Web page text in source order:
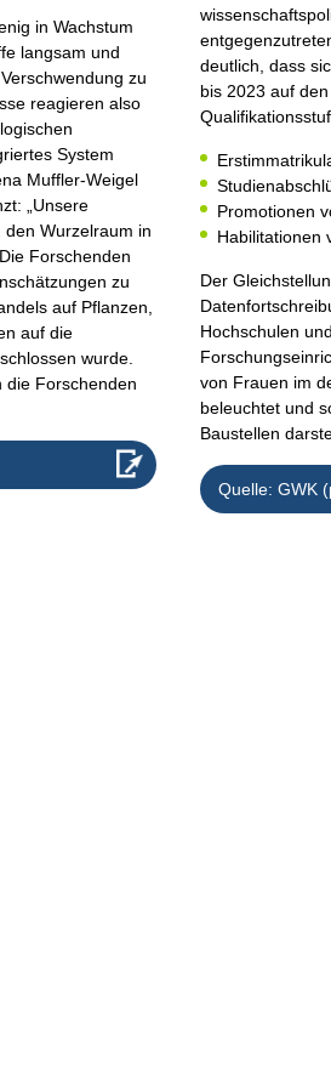
in Wachstum
langsam und
zu
reagieren also
System
Muffler-Weigel
„Unsere
Wurzelraum in
Forschenden
zu
auf Pflanzen,
auf die
wurde.
die Forschenden
deutlich, dass
bis 2023 auf
Promotionen
Habilitationen
Der
Hochschulen
von Frauen im
beleuchtet und
Baustellen
Quelle: GWK